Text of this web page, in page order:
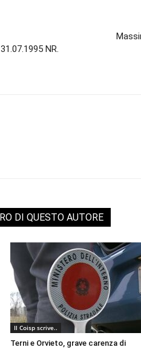
NR.
DI QUESTO AUTORE
Il Coisp scrive..
Terni e Orvieto, grave carenza di